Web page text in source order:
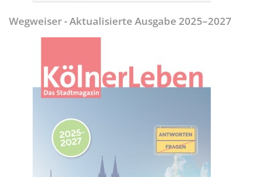
Wegweiser - Aktualisierte Ausgabe 2025–2027